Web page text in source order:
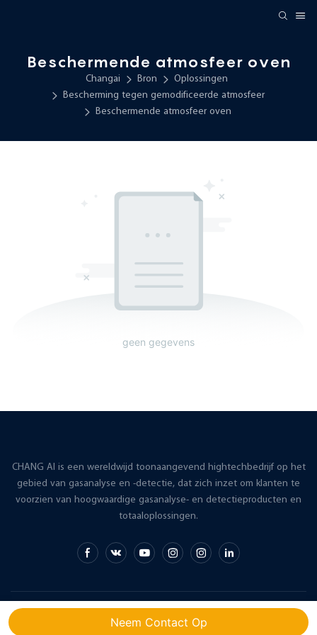
Beschermende atmosfeer oven
Changai Bron
Oplossingen
Bescherming tegen gemodificeerde atmosfeer
Beschermende atmosfeer oven
geen gegevens
CHANG AI is een wereldwijd toonaangevend hightechbedrijf op het
gebied van gasanalyse en -detectie, dat zich inzet om klanten te
voorzien van hoogwaardige gasanalyse- en detectieproducten en
totaaloplossingen.
Copyright © 2026 CHANG AI |
Neem Contact Op